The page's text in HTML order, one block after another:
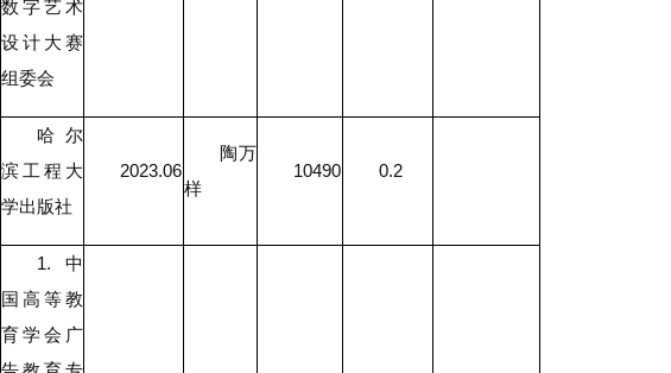
数字艺术
设计大赛
组委会
哈尔
滨工程大
学出版社
2023.06
陶万
样
10490 0.2
1.中
国高等教
育学会广